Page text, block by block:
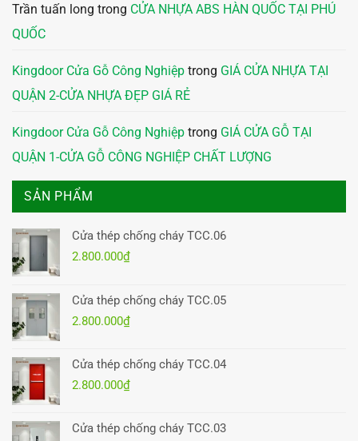
Trần tuấn long trong CỬA NHỰA ABS HÀN QUỐC TẠI PHÚ
QUỐC
Kingdoor Cửa Gỗ Công Nghiệp trong GIÁ CỬA NHỰA TẠI
QUẬN 2-CỬA NHỰA ĐẸP GIÁ RẺ
Kingdoor Cửa Gỗ Công Nghiệp trong GIÁ CỬA GỖ TẠI
QUẬN 1-CỬA GỖ CÔNG NGHIỆP CHẤT LƯỢNG
SẢN PHẨM
Cửa thép chống cháy TCC.06
2.800.000₫
Cửa thép chống cháy TCC.05
2.800.000₫
Cửa thép chống cháy TCC.04
2.800.000₫
Cửa thép chống cháy TCC.03